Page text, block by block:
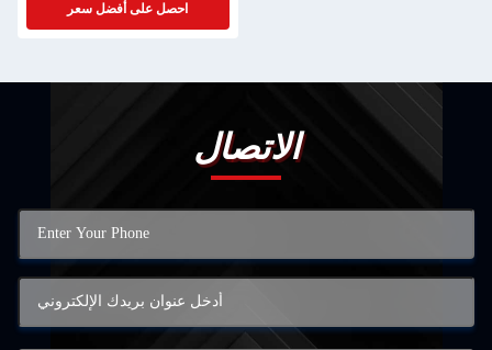
احصل على أفضل سعر
الاتصال